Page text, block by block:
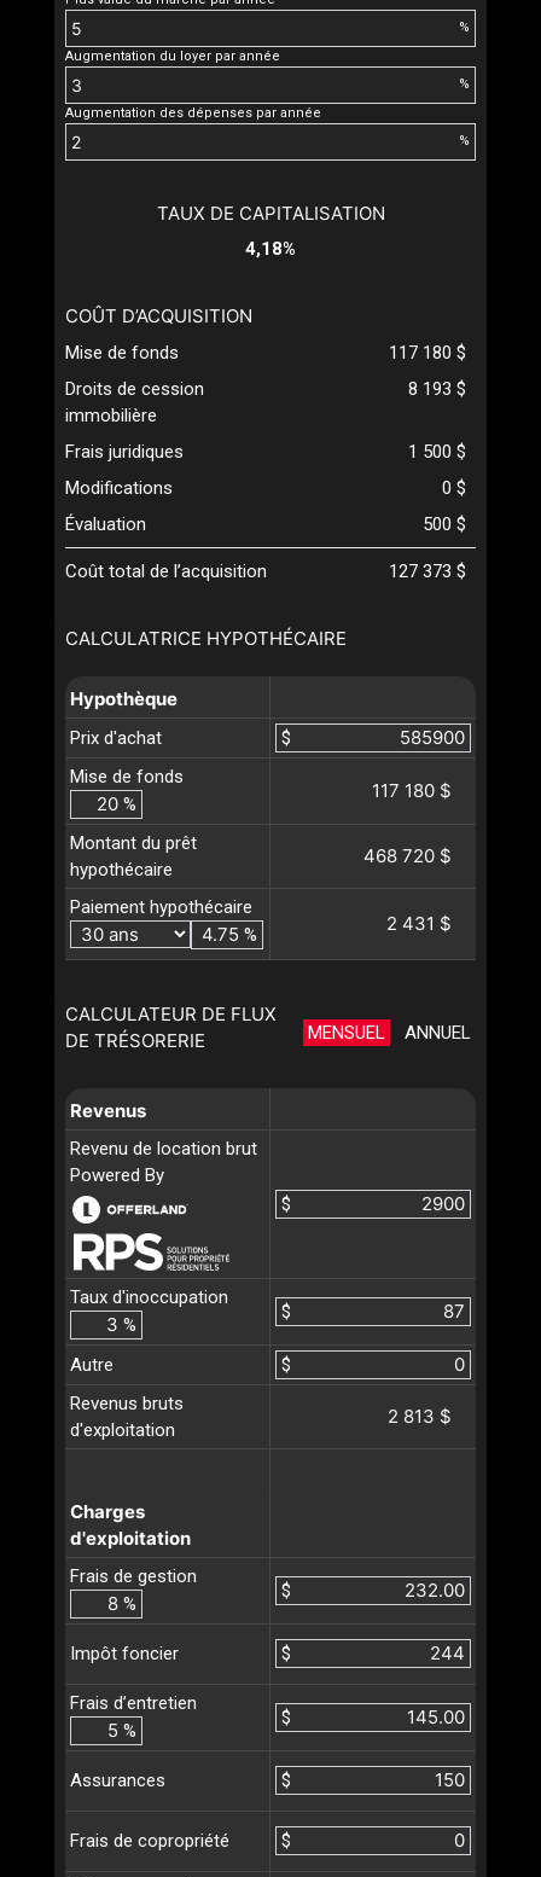
%
Augmentation du loyer par année
%
Augmentation des dépenses par année
%
CALCULATRICE HYPOTHÉCAIRE
Hypothèque
Prix d'achat
$
Mise de fonds
%
117 180 $
Montant du prêt
hypothécaire
468 720 $
Paiement hypothécaire
%
2 431 $
CALCULATEUR DE FLUX
DE TRÉSORERIE
MENSUEL ANNUEL
Revenus
Revenu de location brut
Powered By
$
Taux d'inoccupation
%
$
Autre
$
Revenus bruts
d'exploitation
2 813 $
Charges
d'exploitation
Frais de gestion
%
$
Impôt foncier $
Frais d’entretien
%
$
Assurances $
Frais de copropriété $
TAUX DE CAPITALISATION
4,18%
COÛT D’ACQUISITION
Mise de fonds
117 180 $
Droits de cession
immobilière
8 193 $
Frais juridiques
1 500 $
Modifications
0 $
Évaluation
500 $
Coût total de l’acquisition 127 373 $